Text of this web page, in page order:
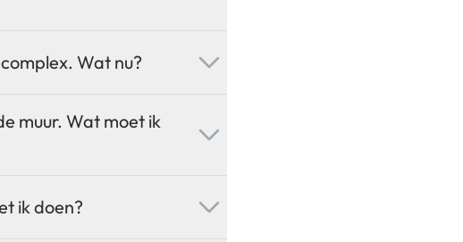
Wat nu?
muur. Wat moet ik
ik doen?